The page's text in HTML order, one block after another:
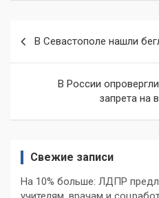
записям
В Севастополе нашли
В России
запрета на
Свежие записи
На 10% больше: ЛДПР